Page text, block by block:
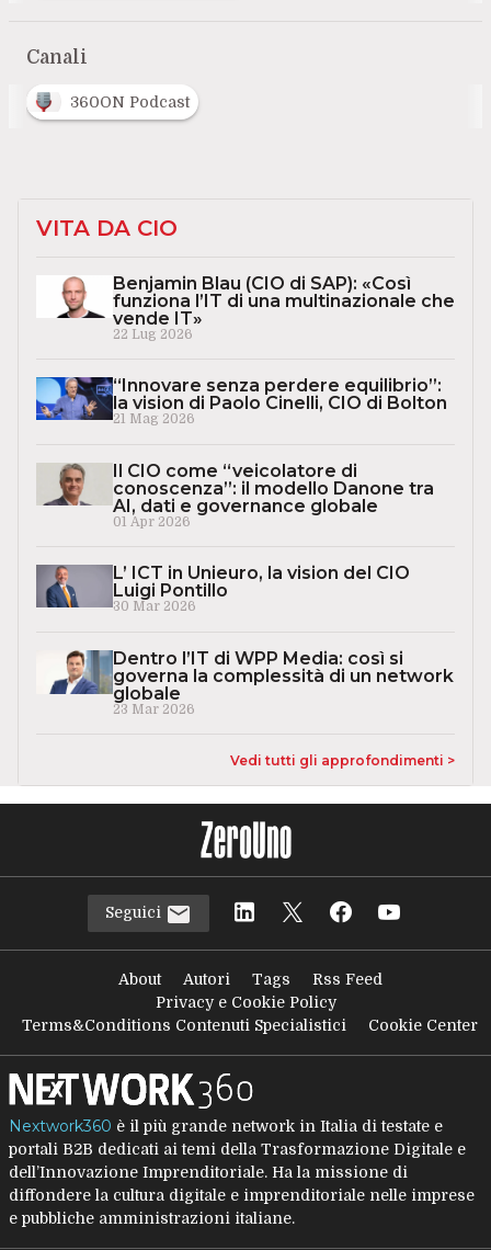
Canali
360ON Podcast
VITA DA CIO
Benjamin Blau (CIO di SAP): «Così
funziona l’IT di una multinazionale che
vende IT»
22 Lug 2026
“Innovare senza perdere equilibrio”:
la vision di Paolo Cinelli, CIO di Bolton
21 Mag 2026
Il CIO come “veicolatore di
conoscenza”: il modello Danone tra
AI, dati e governance globale
01 Apr 2026
L’ ICT in Unieuro, la vision del CIO
Luigi Pontillo
30 Mar 2026
Dentro l’IT di WPP Media: così si
governa la complessità di un network
globale
23 Mar 2026
Vedi tutti gli approfondimenti >
Seguici
About Autori Tags
Rss Feed
Privacy e Cookie Policy
Terms&Conditions Contenuti Specialistici
Cookie Center
Nextwork360 è il più grande network in Italia di testate e
portali B2B dedicati ai temi della Trasformazione Digitale e
dell’Innovazione Imprenditoriale. Ha la missione di
diffondere la cultura digitale e imprenditoriale nelle imprese
e pubbliche amministrazioni italiane.